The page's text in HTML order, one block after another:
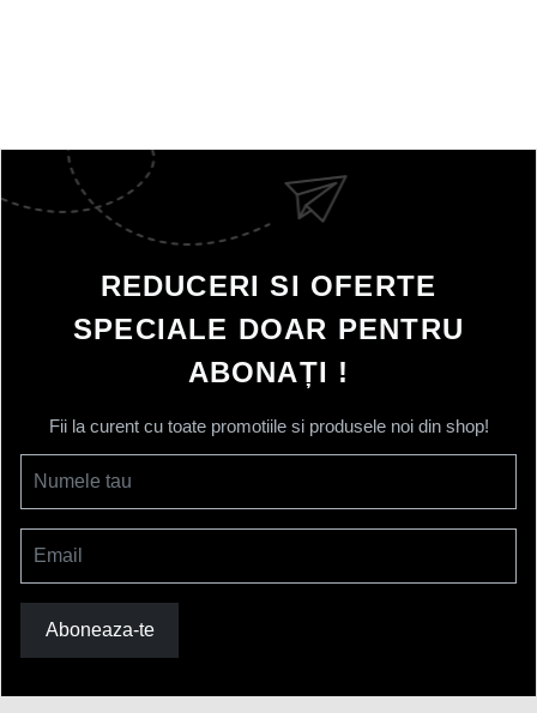
REDUCERI SI OFERTE
SPECIALE DOAR PENTRU
ABONAȚI !
Fii la curent cu toate promotiile si produsele noi din shop!
Numele tau
Email
Aboneaza-te